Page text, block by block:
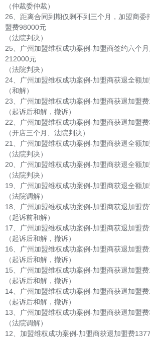
（仲裁委仲裁）
26、距离合同到期仅剩不到三个月，加盟商委
盟费98000元
（法院判决）
25、广州加盟维权成功案例-加盟商签约六个
212000元
（法院判决）
24、广州加盟维权成功案例-加盟商获退全额
（和解）
23、广州加盟维权成功案例-加盟商获退加盟
（起诉后和解，撤诉）
22、广州加盟维权成功案例-加盟商获退加盟
（开店三个月、法院判决）
21、广州加盟维权成功案例-加盟商获退全额
（法院判决）
20、广州加盟维权成功案例-加盟商获退全额
（法院判决）
19、广州加盟维权成功案例-加盟商获退全额
（法院调解）
18、广州加盟维权成功案例-加盟商获退加盟
（起诉前和解）
17、广州加盟维权成功案例-加盟商获退加盟
（起诉后和解，撤诉）
16、广州加盟维权成功案例-加盟商获退加盟
（起诉后和解，撤诉）
15、广州加盟维权成功案例-加盟商获退加盟
（起诉后和解，撤诉）
14、广州加盟维权成功案例-加盟商获退加盟
（起诉后和解，撤诉）
13、广州加盟维权成功案例-加盟商获退加盟
（法院调解）
12、加盟维权成功案例-加盟商获退加盟费